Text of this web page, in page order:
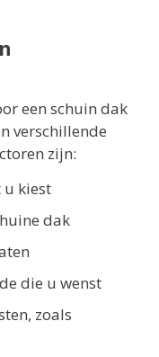
een schuin dak
verschillende
zijn:
kiest
dak
die u wenst
zoals